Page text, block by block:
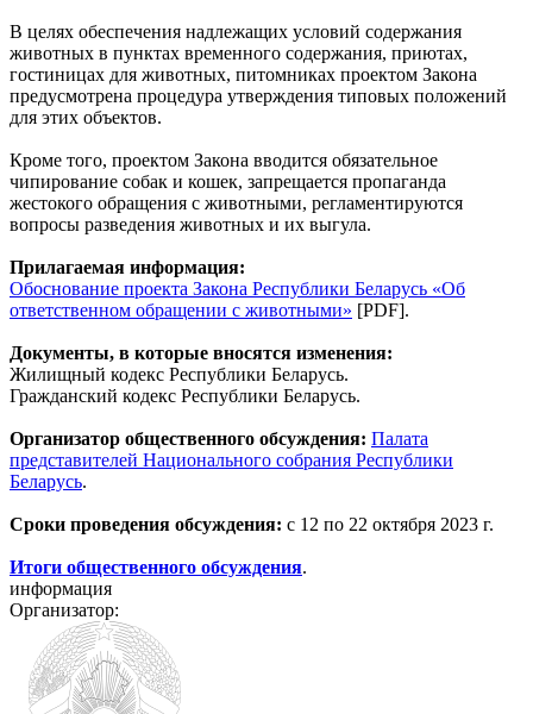
В целях обеспечения надлежащих условий содержания
животных в пунктах временного содержания, приютах,
гостиницах для животных, питомниках проектом Закона
предусмотрена процедура утверждения типовых положений
для этих объектов.
Кроме того, проектом Закона вводится обязательное
чипирование собак и кошек, запрещается пропаганда
жестокого обращения с животными, регламентируются
вопросы разведения животных и их выгула.
Прилагаемая информация:
Обоснование проекта Закона Республики Беларусь «Об
ответственном обращении с животными» [PDF].
Документы, в которые вносятся изменения:
Жилищный кодекс Республики Беларусь.
Гражданский кодекс Республики Беларусь.
Организатор общественного обсуждения: Палата
представителей Национального собрания Республики
Беларусь.
Сроки проведения обсуждения: с 12 по 22 октября 2023 г.
Итоги общественного обсуждения.
информация
Организатор: